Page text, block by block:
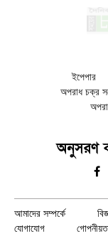
ইপেপার
অপরাধ চক্র
অনুসরণ
আমাদের সম্পর্কে
যোগাযোগ